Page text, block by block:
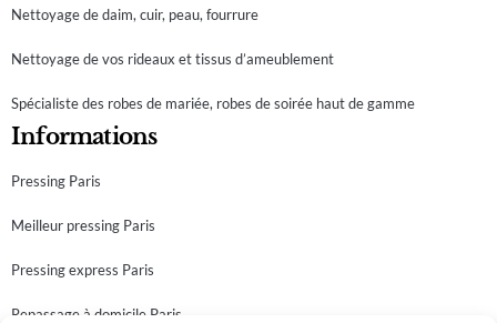
Nettoyage de daim, cuir, peau, fourrure
Nettoyage de vos rideaux et tissus d’ameublement
Spécialiste des robes de mariée, robes de soirée haut de gamme
Informations
Pressing Paris
Meilleur pressing Paris
Pressing express Paris
Repassage à domicile Paris